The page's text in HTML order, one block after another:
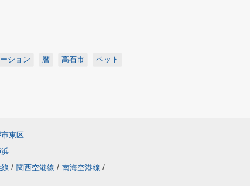
ション 暦 高石市 ペット
東区
/ 関西空港線 / 南海空港線 /